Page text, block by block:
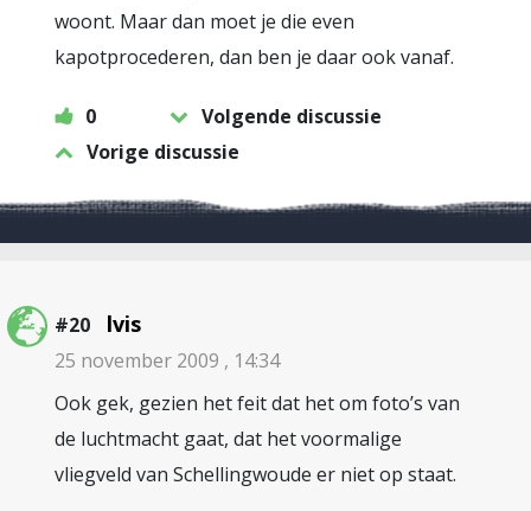
woont. Maar dan moet je die even
kapotprocederen, dan ben je daar ook vanaf.
0
Volgende discussie
Vorige discussie
#20 lvis
25 november 2009 , 14:34
Ook gek, gezien het feit dat het om foto’s van
de luchtmacht gaat, dat het voormalige
vliegveld van Schellingwoude er niet op staat.